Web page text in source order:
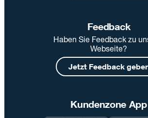
Feedback
Haben Sie Feedback zu
Webseite?
Jetzt Feedback
Kundenzone App